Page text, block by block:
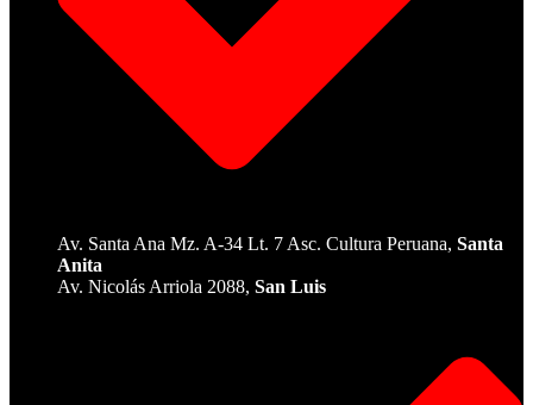
Av. Santa Ana Mz. A-34 Lt. 7 Asc. Cultura Peruana, Santa
Anita
Av. Nicolás Arriola 2088, San Luis